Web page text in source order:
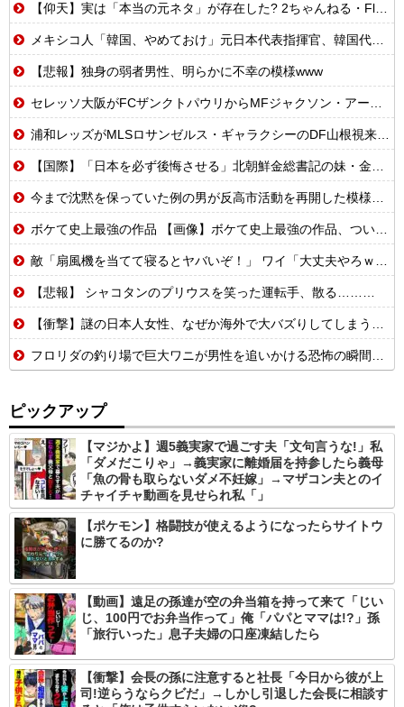
【仰天】実は「本当の元ネタ」が存在した? 2ちゃんねる・Flash・平成の最恐都市伝説5選
メキシコ人「韓国、やめておけ」元日本代表指揮官、韓国代表の新監督有力候補に急浮上！【海外の反応】
【悲報】独身の弱者男性、明らかに不幸の模様www
セレッソ大阪がFCザンクトパウリからMFジャクソン・アーバインを完全移籍で獲得と発表 「チームがさらに良くなる手助けをしたいと思っています」
浦和レッズがMLSロサンゼルス・ギャラクシーのDF山根視来を獲得へ 曺貴裁監督の湘南時代の教え子
【国際】「日本を必ず後悔させる」北朝鮮金総書記の妹・金与正氏 海自のミサイル実射実験に「日本の軍事大国化黙認しない」
今まで沈黙を保っていた例の男が反高市活動を再開した模様、財務省を手を組んでの返り咲きが狙いか？
ボケて史上最強の作品 【画像】ボケて史上最強の作品、ついに決まるｗｗｗｗｗｗｗｗ
敵「扇風機を当てて寝るとヤバいぞ！」 ワイ「大丈夫やろｗｗｗ」扇風機ポチー
【悲報】 シャコタンのプリウスを笑った運転手、散る………
【衝撃】謎の日本人女性、なぜか海外で大バズりしてしまうwww
フロリダの釣り場で巨大ワニが男性を追いかける恐怖の瞬間！！
ピックアップ
【マジかよ】週5義実家で過ごす夫「文句言うな!」私
「ダメだこりゃ」→義実家に離婚届を持参したら義母
「魚の骨も取らないダメ不妊嫁」→マザコン夫とのイ
チャイチャ動画を見せられ私「」
【ポケモン】格闘技が使えるようになったらサイトウ
に勝てるのか?
【動画】遠足の孫達が空の弁当箱を持って来て「じい
じ、100円でお弁当作って」俺「パパとママは!?」孫
「旅行いった」息子夫婦の口座凍結したら
【衝撃】会長の孫に注意すると社長「今日から彼が上
司!逆らうならクビだ」→しかし引退した会長に相談す